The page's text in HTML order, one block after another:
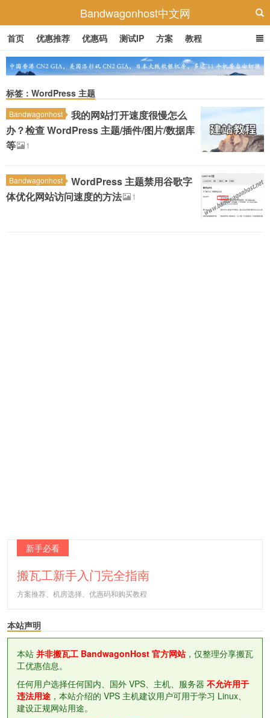
Bandwagonhost中文网
首页 优惠推荐 优惠码 测试IP 方案 教程
标签：WordPress 主题
Bandwagonhost
我的网站打开速度很慢怎么
办？检查 WordPress 主题/插件/图片/数据库
等
1
Bandwagonhost
WordPress 主题禁用谷歌字
体优化网站访问速度的方法
1
新手必看
搬瓦工新手入门完全指南
方案推荐、机房选择、优惠码和购买教程
本站声明
本站 并非搬瓦工 BandwagonHost 官方网站，仅整理分享搬瓦
工优惠信息。
任何用户选择任何国内、国外 VPS、主机、服务器 不允许用于
违法用途 ，本站介绍的 VPS 主机建议用户可用于学习 Linux、
建设正规网站用途。